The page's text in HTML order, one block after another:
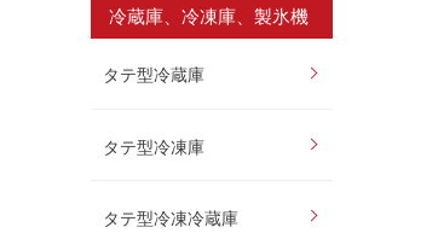
冷蔵庫、冷凍庫、製氷機
タテ型冷蔵庫
タテ型冷凍庫
タテ型冷凍冷蔵庫